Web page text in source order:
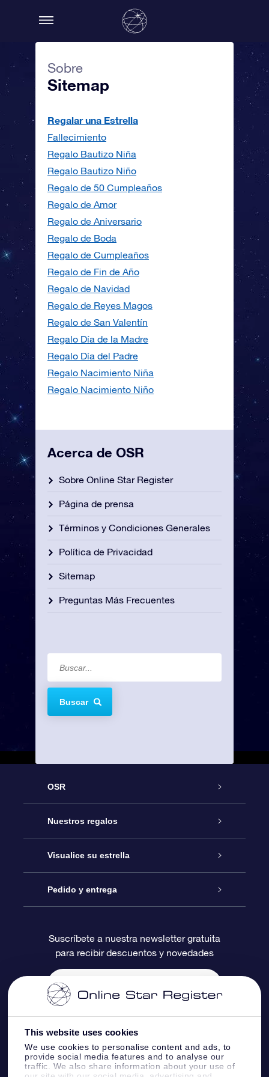
This website uses cookies
We use cookies to personalise content and ads, to
provide social media features and to analyse our
traffic. We also share information about your use of
Sobre
Sitemap
Regalar una Estrella
Fallecimiento
Regalo Bautizo Niña
Regalo Bautizo Niño
Regalo de 50 Cumpleaños
Regalo de Amor
Regalo de Aniversario
Regalo de Boda
Regalo de Cumpleaños
Regalo de Fin de Año
Regalo de Navidad
Regalo de Reyes Magos
Regalo de San Valentín
Regalo Día de la Madre
Regalo Día del Padre
Regalo Nacimiento Niña
Regalo Nacimiento Niño
Acerca de OSR
Sobre Online Star Register
Página de prensa
Términos y Condiciones Generales
Política de Privacidad
Sitemap
Preguntas Más Frecuentes
Buscar
OSR
Atención
Contáctanos
Blog
Reseñas
Nuestros regalos
Regalo Estrella Online
Paquete de Regalo OSR
Tarjeta de Regalo OSR
Regalos empresariales
Visualice su estrella
Registro estelar
Página de Estrella Personalizada
Un Millón de Estrellas
Aplicación de RV Llévame a las estrellas
Pedido y entrega
Información de Pago
Información de Envío
Constelaciones
Suscríbete a nuestra newsletter gratuita
para recibir descuentos y novedades